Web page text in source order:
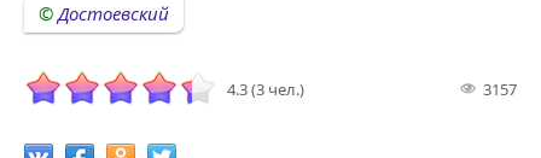
Достоевский
4.3 (3 чел.) 3157